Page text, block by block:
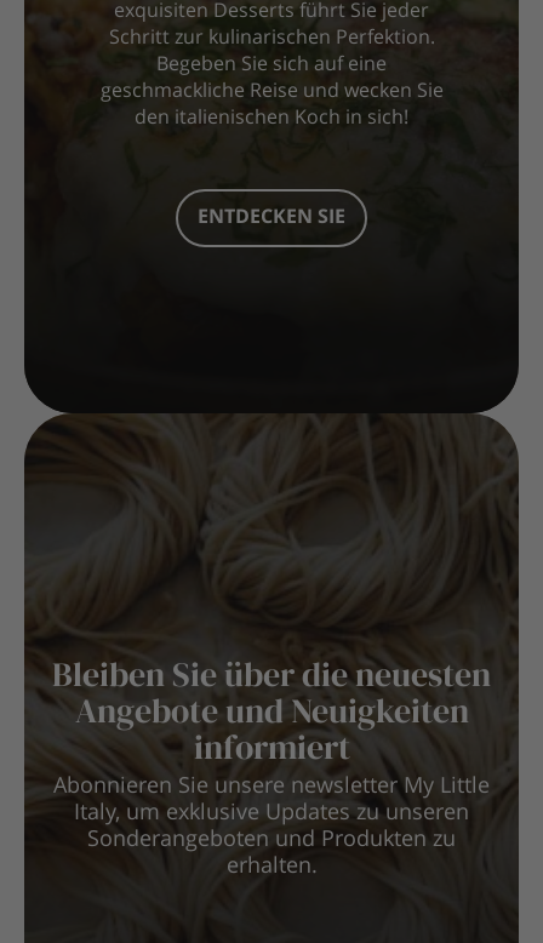
exquisiten Desserts führt Sie jeder
Schritt zur kulinarischen Perfektion.
Begeben Sie sich auf eine
geschmackliche Reise und wecken Sie
den italienischen Koch in sich!
ENTDECKEN SIE
Bleiben Sie über die neuesten
Angebote und Neuigkeiten
informiert
Abonnieren Sie unsere newsletter My Little
Italy, um exklusive Updates zu unseren
Sonderangeboten und Produkten zu
erhalten.